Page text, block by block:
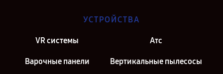
УСТРОЙСТВА
VR системы Атс
Варочные панели Вертикальные пылесосы